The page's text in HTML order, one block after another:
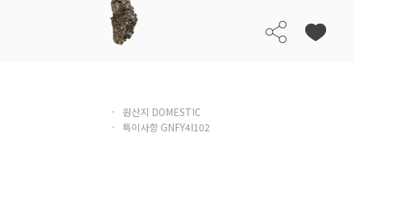
원산지 DOMESTIC
특이사항 GNFY4I102